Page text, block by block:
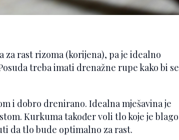
rast rizoma (korijena), pa je idealno
treba imati drenažne rupe kako bi se
i dobro drenirano. Idealna mješavina je
Kurkuma također voli tlo koje je blago
da tlo bude optimalno za rast.